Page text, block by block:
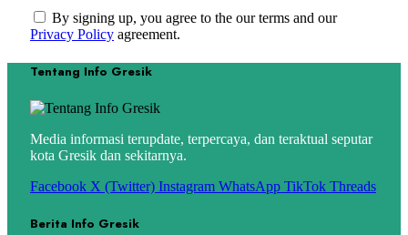
By signing up, you agree to the our terms and our
Privacy Policy agreement.
Tentang Info Gresik
Media informasi terupdate, terpercaya, dan teraktual seputar
kota Gresik dan sekitarnya.
Facebook X (Twitter) Instagram WhatsApp TikTok Threads
Berita Info Gresik